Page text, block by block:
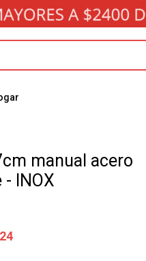
manual acero
INOX